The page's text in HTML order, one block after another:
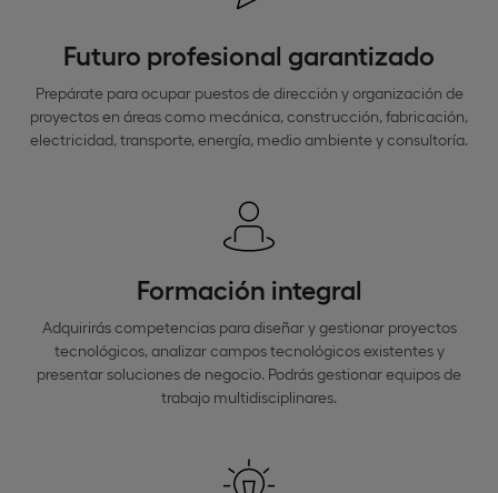
Futuro profesional garantizado
Prepárate para ocupar puestos de dirección y organización de
proyectos en áreas como mecánica, construcción, fabricación,
electricidad, transporte, energía, medio ambiente y consultoría.
Formación integral
Adquirirás competencias para diseñar y gestionar proyectos
tecnológicos, analizar campos tecnológicos existentes y
presentar soluciones de negocio. Podrás gestionar equipos de
trabajo multidisciplinares.